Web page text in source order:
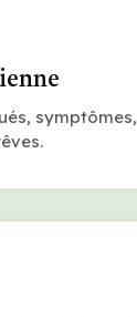
symptômes,